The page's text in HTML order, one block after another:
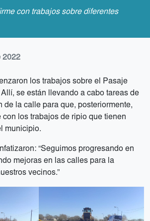
con trabajos sobre diferentes
2022
los trabajos sobre el Pasaje
se están llevando a cabo tareas de
de la calle para que, posteriormente,
con los trabajos de ripio que tienen
municipio.
“Seguimos progresando en
mejoras en las calles para la
vecinos.”